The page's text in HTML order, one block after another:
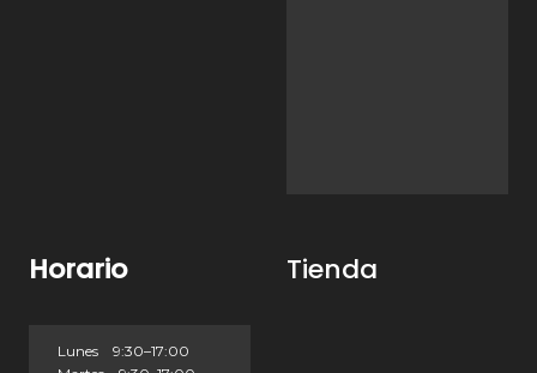
Horario
Lunes 9:30–17:00
Tienda